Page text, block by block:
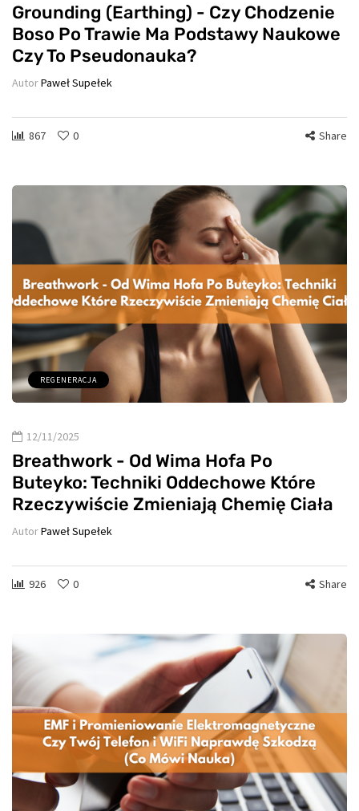
Grounding (Earthing) - Czy Chodzenie
Boso Po Trawie Ma Podstawy Naukowe
Czy To Pseudonauka?
AutorPaweł Supełek
867 0 Share
REGENERACJA
12/11/2025
Breathwork - Od Wima Hofa Po
Buteyko: Techniki Oddechowe Które
Rzeczywiście Zmieniają Chemię Ciała
AutorPaweł Supełek
926 0 Share